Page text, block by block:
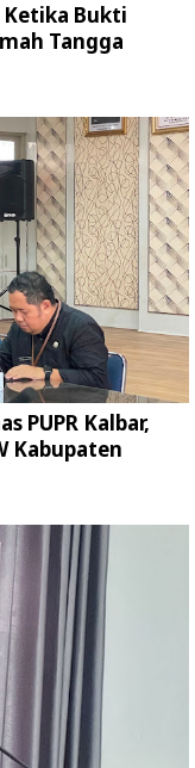
Bukti
Tangga
PUPR Kalbar,
Kabupaten